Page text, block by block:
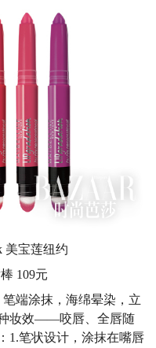
美宝莲纽约
109元
端涂抹，海绵晕染，立
妆效——咬唇、全唇随
1.笔状设计，涂抹在嘴唇